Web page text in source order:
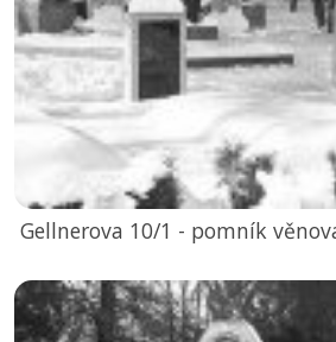
Gellnerova 10/1 - pomník